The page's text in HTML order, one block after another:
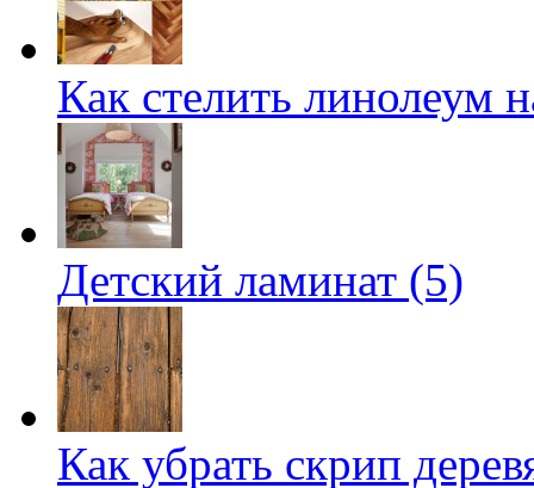
Как стелить линолеум
Детский ламинат (5)
Как убрать скрип